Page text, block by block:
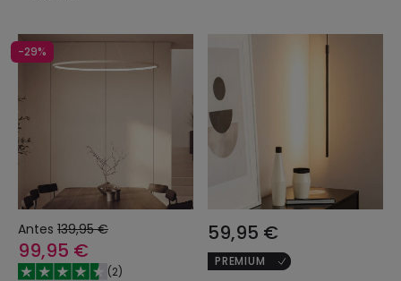
-29%
Antes 139,95 €
99,95 €
(2)
59,95 €
PREMIUM